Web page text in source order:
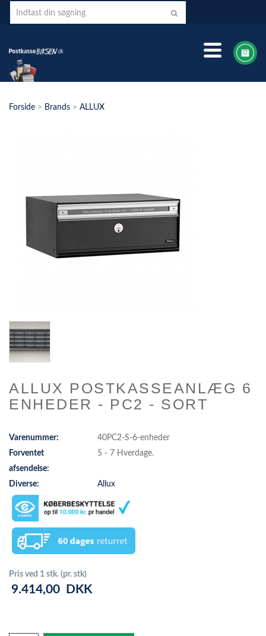
Forside > Brands > ALLUX
ALLUX POSTKASSEANLÆG 6
ENHEDER - PC2 - SORT
Varenummer:
40PC2-S-6-enheder
Forventet
afsendelse:
5 - 7 Hverdage.
Diverse: Allux
Pris ved 1 stk. (pr. stk)
9.414,00 DKK